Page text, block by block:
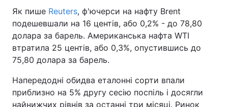
Як пише Reuters, ф'ючерси на нафту Brent
подешевшали на 16 центів, або 0,2% - до 78,80
долара за барель. Американська нафта WTI
втратила 25 центів, або 0,3%, опустившись до
75,80 долара за барель.
Напередодні обидва еталонні сорти впали
приблизно на 5% другу сесію поспіль і досягли
найнижчих рівнів за останні три місяці. Ринок